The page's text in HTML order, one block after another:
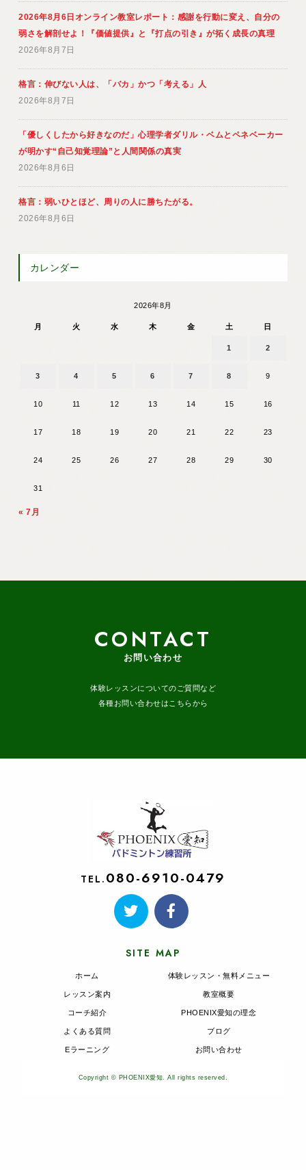
2026年8月6日オンライン教室レポート：感謝を行動に変え、自分の
弱さを解剖せよ！『価値提供』と『打点の引き』が拓く成長の真理
2026年8月7日
格言：伸びない人は、「バカ」かつ「考える」人
2026年8月7日
「優しくしたから好きなのだ」心理学者ダリル・ベムとペネベーカー
が明かす“自己知覚理論”と人間関係の真実
2026年8月6日
格言：弱いひとほど、周りの人に勝ちたがる。
2026年8月6日
カレンダー
2026年8月
月 火 水 木 金 土 日
1 2
3 4 5 6 7 8 9
10 11 12 13 14 15 16
17 18 19 20 21 22 23
24 25 26 27 28 29 30
31
« 7月
CONTACT
お問い合わせ
体験レッスンについてのご質問など
各種お問い合わせはこちらから
TEL. 080-6910-0479
SITE MAP
ホーム
レッスン案内
コーチ紹介
よくある質問
Eラーニング
体験レッスン・無料メニュー
教室概要
PHOENIX愛知の理念
ブログ
お問い合わせ
Copyright © PHOENIX愛知. All rights reserved.